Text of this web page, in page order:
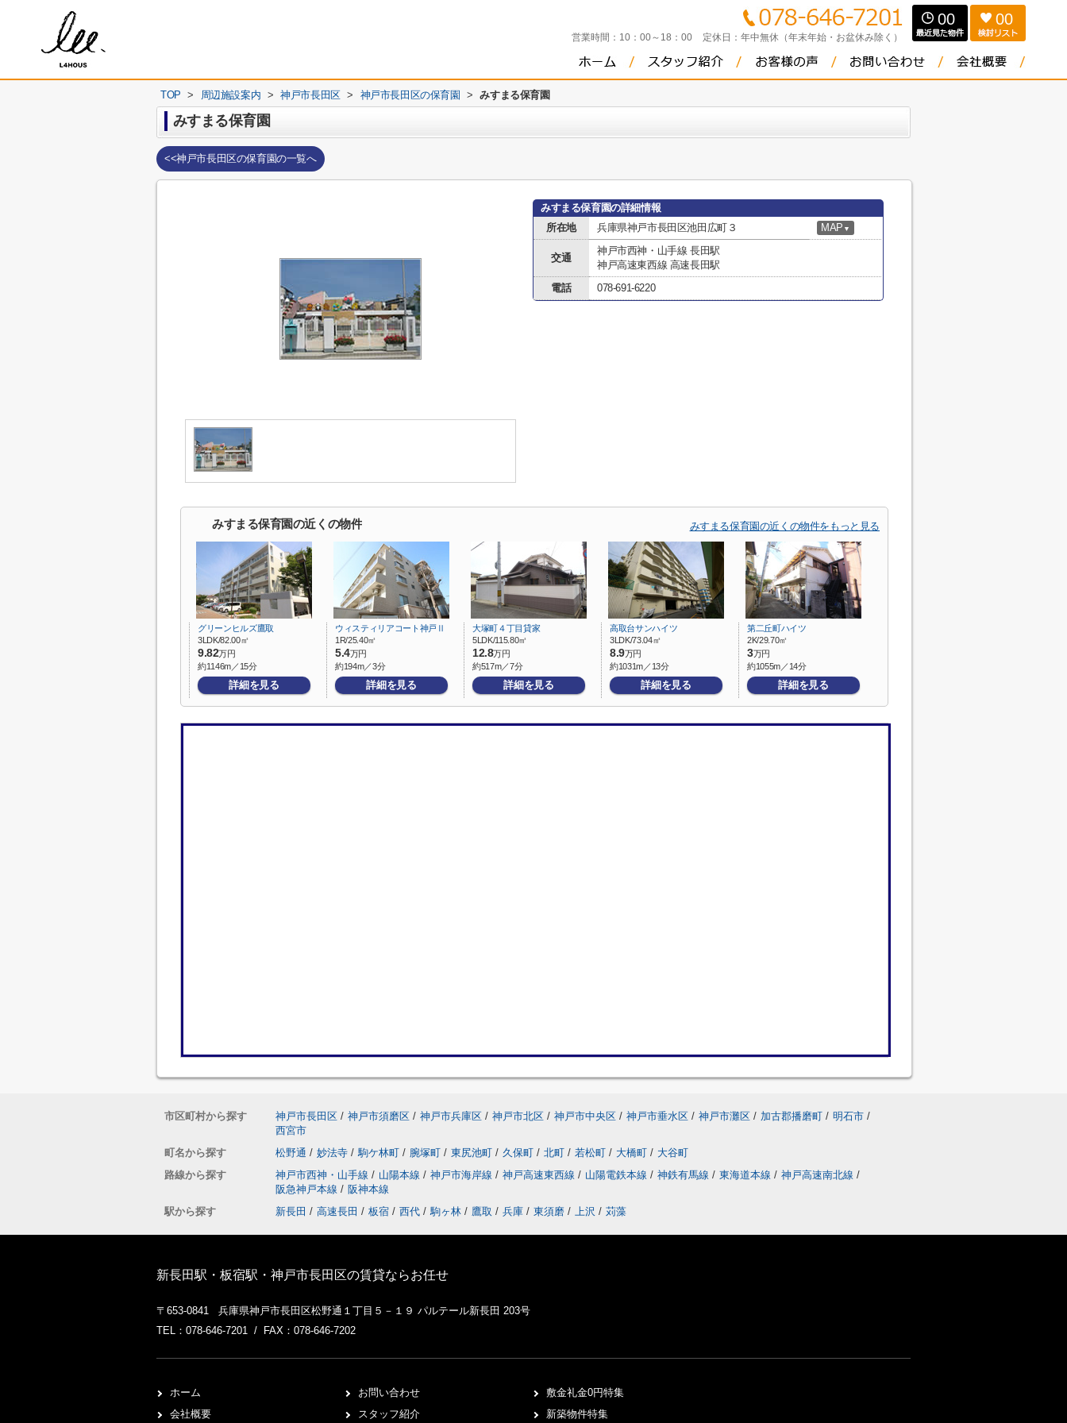
営業時間： 10：00～18：00 定休日： 年中無休（年末年始・お盆休み除く）
00 00
TOP > 周辺施設案内 > 神戸市長田区 > 神戸市長田区の保育園 > みすまる保育園
みすまる保育園
<<神戸市長田区の保育園の一覧へ
みすまる保育園の詳細情報
所在地
兵庫県神戸市長田区池田広町３ MAP ▼
交通
神戸市西神・山手線 長田駅
神戸高速東西線 高速長田駅
電話
078-691-6220
みすまる保育園の近くの物件 みすまる保育園の近くの物件をもっと見る
グリーンヒルズ鷹取
3LDK/82.00㎡
9.82万円
約1146m／15分
詳細を見る
ウィスティリアコート神戸Ⅱ
1R/25.40㎡
5.4万円
約194m／3分
詳細を見る
大塚町４丁目貸家
5LDK/115.80㎡
12.8万円
約517m／7分
詳細を見る
高取台サンハイツ
3LDK/73.04㎡
8.9万円
約1031m／13分
詳細を見る
第二丘町ハイツ
2K/29.70㎡
3万円
約1055m／14分
詳細を見る
市区町村から探す 神戸市長田区 / 神戸市須磨区 / 神戸市兵庫区 / 神戸市北区 / 神戸市中央区 / 神戸市垂水区 / 神戸市灘区 / 加古郡播磨町 / 明石市 /
西宮市
町名から探す
松野通 / 妙法寺 / 駒ケ林町 / 腕塚町 / 東尻池町 / 久保町 / 北町 / 若松町 / 大橋町 / 大谷町
路線から探す
神戸市西神・山手線 / 山陽本線 / 神戸市海岸線 / 神戸高速東西線 / 山陽電鉄本線 / 神鉄有馬線 / 東海道本線 / 神戸高速南北線 /
阪急神戸本線 / 阪神本線
駅から探す
新長田 / 高速長田 / 板宿 / 西代 / 駒ヶ林 / 鷹取 / 兵庫 / 東須磨 / 上沢 / 苅藻
新長田駅・板宿駅・神戸市長田区の賃貸ならお任せ
〒653-0841 兵庫県神戸市長田区松野通１丁目５－１９ パルテール新長田 203号
TEL：078-646-7201 / FAX：078-646-7202
ホーム
会社概要
お問い合わせ
スタッフ紹介
敷金礼金0円特集
新築物件特集